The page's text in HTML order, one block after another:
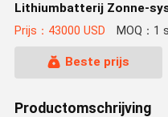
Lithiumbatterij Zonne-
Prijs：43000 USD MOQ：1
Beste prijs
Productomschrijving